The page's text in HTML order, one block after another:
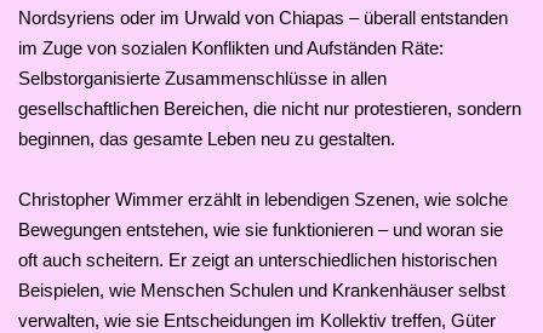
Nordsyriens oder im Urwald von Chiapas – überall entstanden
im Zuge von sozialen Konflikten und Aufständen Räte:
Selbstorganisierte Zusammenschlüsse in allen
gesellschaftlichen Bereichen, die nicht nur protestieren, sondern
beginnen, das gesamte Leben neu zu gestalten.
Christopher Wimmer erzählt in lebendigen Szenen, wie solche
Bewegungen entstehen, wie sie funktionieren – und woran sie
oft auch scheitern. Er zeigt an unterschiedlichen historischen
Beispielen, wie Menschen Schulen und Krankenhäuser selbst
verwalten, wie sie Entscheidungen im Kollektiv treffen, Güter